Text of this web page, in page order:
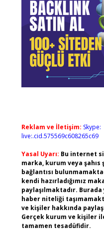
Reklam ve İletişim: Skype:
live:.cid.575569c608265c69
Yasal Uyarı: Bu internet
marka, kurum veya
bağlantısı
kendi hazırladığımız
paylaşılmaktadır.
haber niteliği
ve kişiler hakkında
Gerçek kurum ve kişiler
tamamen tesadüfidir.